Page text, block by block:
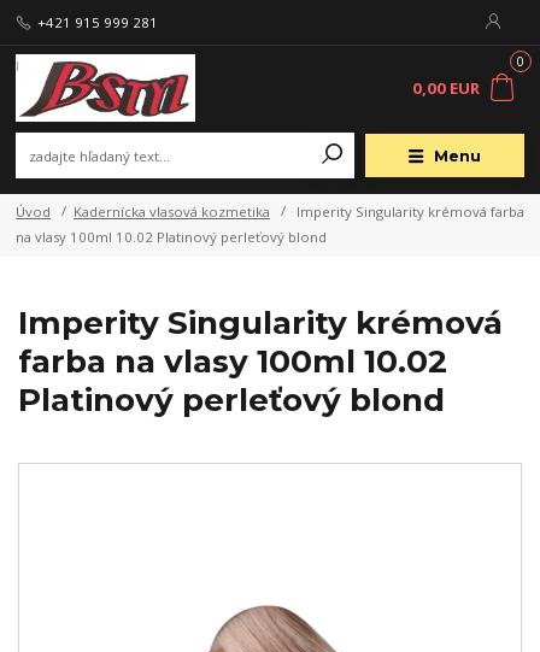
Menu
+421 915 999 281
0
0,00 EUR
Úvod Kadernícka vlasová kozmetika
Imperity Singularity krémová farba
na vlasy 100ml 10.02 Platinový perleťový blond
Imperity Singularity krémová
farba na vlasy 100ml 10.02
Platinový perleťový blond